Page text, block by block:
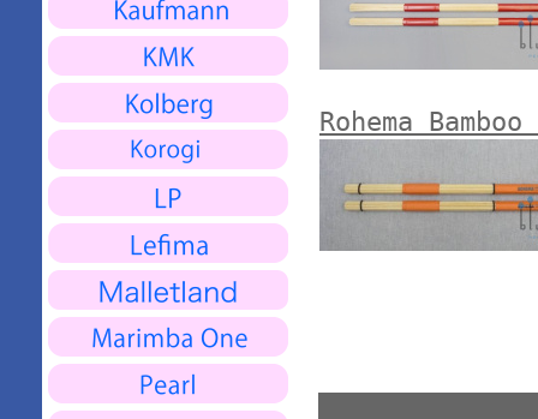
Rohema